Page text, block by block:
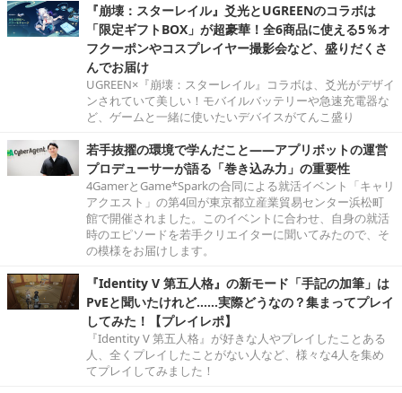
『崩壊：スターレイル』爻光とUGREENのコラボは
「限定ギフトBOX」が超豪華！全6商品に使える5％オ
フクーポンやコスプレイヤー撮影会など、盛りだくさ
んでお届け
UGREEN×『崩壊：スターレイル』コラボは、爻光がデザイ
ンされていて美しい！モバイルバッテリーや急速充電器な
ど、ゲームと一緒に使いたいデバイスがてんこ盛り
若手抜擢の環境で学んだこと――アプリボットの運営
プロデューサーが語る「巻き込み力」の重要性
4GamerとGame*Sparkの合同による就活イベント「キャリ
アクエスト」の第4回が東京都立産業貿易センター浜松町
館で開催されました。このイベントに合わせ、自身の就活
時のエピソードを若手クリエイターに聞いてみたので、そ
の模様をお届けします。
『Identity V 第五人格』の新モード「手記の加筆」は
PvEと聞いたけれど……実際どうなの？集まってプレイ
してみた！【プレイレポ】
『Identity V 第五人格』が好きな人やプレイしたことある
人、全くプレイしたことがない人など、様々な4人を集め
てプレイしてみました！